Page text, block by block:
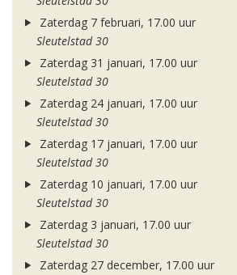
Zaterdag 7 februari, 17.00 uur
Sleutelstad 30
Zaterdag 31 januari, 17.00 uur
Sleutelstad 30
Zaterdag 24 januari, 17.00 uur
Sleutelstad 30
Zaterdag 17 januari, 17.00 uur
Sleutelstad 30
Zaterdag 10 januari, 17.00 uur
Sleutelstad 30
Zaterdag 3 januari, 17.00 uur
Sleutelstad 30
Zaterdag 27 december, 17.00 uur